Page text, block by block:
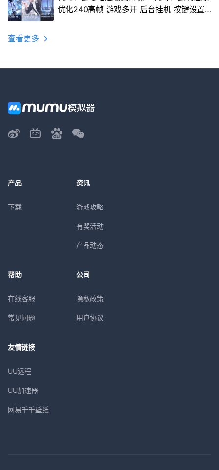
优化240高帧 游戏多开 后台挂机 按键设置
查看更多
产品
下载
资讯
游戏攻略
有奖活动
产品动态
帮助
在线客服
常见问题
公司
隐私政策
用户协议
友情链接
UU远程
UU加速器
网易千千壁纸